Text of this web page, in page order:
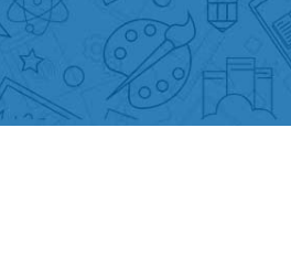
AKCE ŠKOLY